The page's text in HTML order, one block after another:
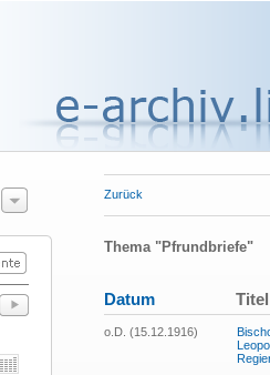
Zurück
Thema "Pfrundbriefe"
Datum Titel
o.D. (15.12.1916)